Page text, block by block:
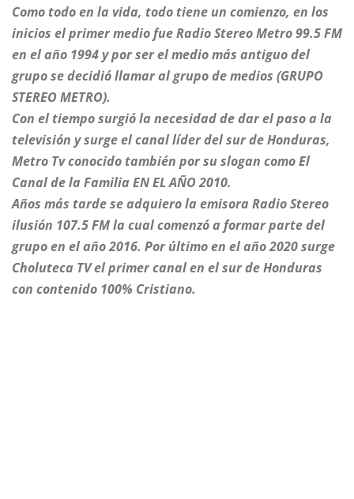
Como todo en la vida, todo tiene un comienzo, en los
inicios el primer medio fue Radio Stereo Metro 99.5 FM
en el año 1994 y por ser el medio más antiguo del
grupo se decidió llamar al grupo de medios (GRUPO
STEREO METRO).
Con el tiempo surgió la necesidad de dar el paso a la
televisión y surge el canal líder del sur de Honduras,
Metro Tv conocido también por su slogan como El
Canal de la Familia EN EL AÑO 2010.
Años más tarde se adquiero la emisora Radio Stereo
ilusión 107.5 FM la cual comenzó a formar parte del
grupo en el año 2016. Por último en el año 2020 surge
Choluteca TV el primer canal en el sur de Honduras
con contenido 100% Cristiano.